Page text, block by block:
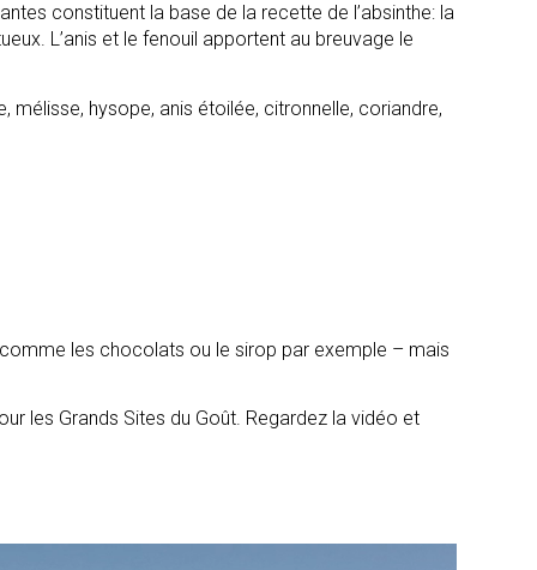
constituent la base de la recette de l’absinthe: la
L’anis et le fenouil apportent au breuvage le
hysope, anis étoilée, citronnelle, coriandre,
les chocolats ou le sirop par exemple – mais
les Grands Sites du Goût. Regardez la vidéo et